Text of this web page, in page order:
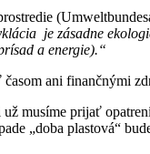
je zásadne
a energie).“
ani finančnými
musíme prijať
„doba plastová“